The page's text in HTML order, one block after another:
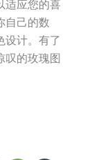
适应您的喜
自己的数
设计。有了
叹的玫瑰图